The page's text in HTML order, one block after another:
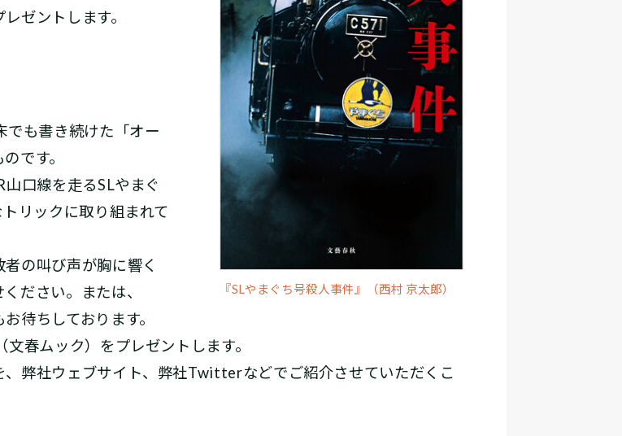
『SLやまぐち号殺人事件』（西村 京太郎）
ゼントします。
でも書き続けた「オー
です。
口線を走るSLやまぐ
リックに取り組まれて
の叫び声が胸に響く
ださい。または、
待ちしております。
春ムック）をプレゼントします。
、弊社ウェブサイト、弊社Twitterなどでご紹介させていただくこ